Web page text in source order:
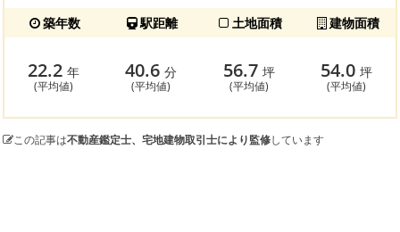
築年数 駅距離 土地面積 建物面積
22.2 年
(平均値)
40.6分
(平均値)
56.7 坪
(平均値)
54.0坪
(平均値)
この記事は不動産鑑定士、宅地建物取引士により監修しています